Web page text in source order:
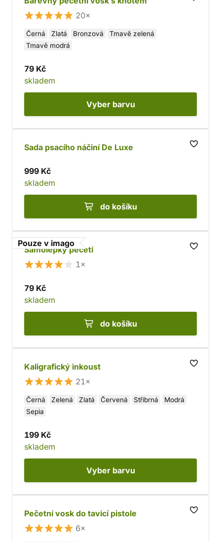
20×
Černá Zlatá Bronzová
Tmavě zelená
Tmavě modrá
79 Kč
skladem
Vyber barvu
Sada psacího náčiní De Luxe
999 Kč
skladem
do košíku
Pouze v imago
Samolepky pečetí
1×
79 Kč
skladem
do košíku
Kaligrafický inkoust
21×
Černá Zelená Zlatá Červená Stříbrná
Modrá
Sepia
199 Kč
skladem
Vyber barvu
Pečetní vosk do tavicí pistole
6×